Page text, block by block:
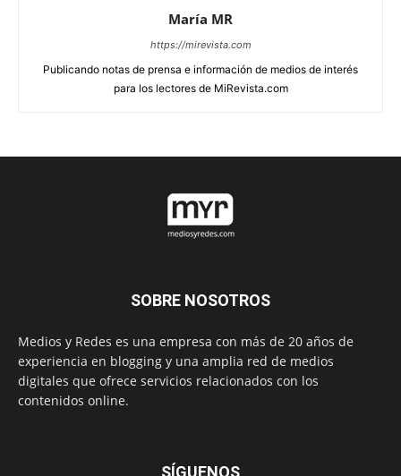
María MR
https://mirevista.com
Publicando notas de prensa e información de medios de interés
para los lectores de MiRevista.com
SOBRE NOSOTROS
Medios y Redes es una empresa con más de 20 años de
experiencia en blogging y una amplia red de medios
digitales que ofrece servicios relacionados con los
contenidos online.
SÍGUENOS